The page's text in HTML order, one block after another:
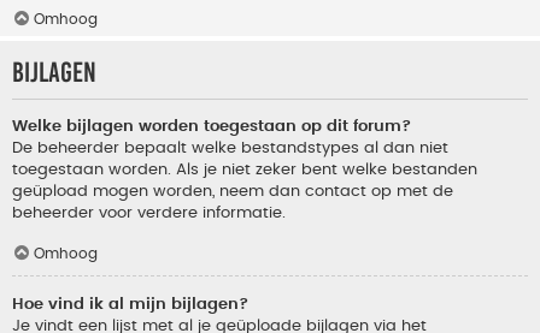
Omhoog
Bijlagen
Welke bijlagen worden toegestaan op dit forum?
De beheerder bepaalt welke bestandstypes al dan niet
toegestaan worden. Als je niet zeker bent welke bestanden
geüpload mogen worden, neem dan contact op met de
beheerder voor verdere informatie.
Omhoog
Hoe vind ik al mijn bijlagen?
Je vindt een lijst met al je geüploade bijlagen via het